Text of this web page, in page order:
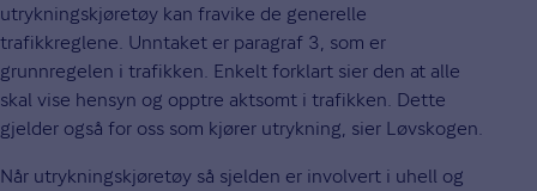
utrykningskjøretøy kan fravike de generelle
trafikkreglene. Unntaket er paragraf 3, som er
grunnregelen i trafikken. Enkelt forklart sier den at alle
skal vise hensyn og opptre aktsomt i trafikken. Dette
gjelder også for oss som kjører utrykning, sier Løvskogen.
Når utrykningskjøretøy så sjelden er involvert i uhell og